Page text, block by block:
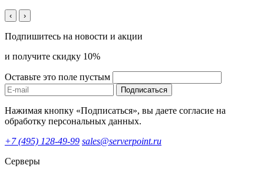
‹ ›
Подпишитесь на новости и акции
и получите скидку 10%
Оставьте это поле пустым
Подписаться
Нажимая кнопку «Подписаться», вы даете согласие на
обработку персональных данных.
+7 (495) 128-49-99 sales@serverpoint.ru
Серверы